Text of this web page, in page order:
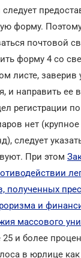
форму.
почтовой
форму 4 со
листе, заверив
и направить ее в
регистрации
нет
следует
При этом
полученных
и
массового
и более
в юрлице